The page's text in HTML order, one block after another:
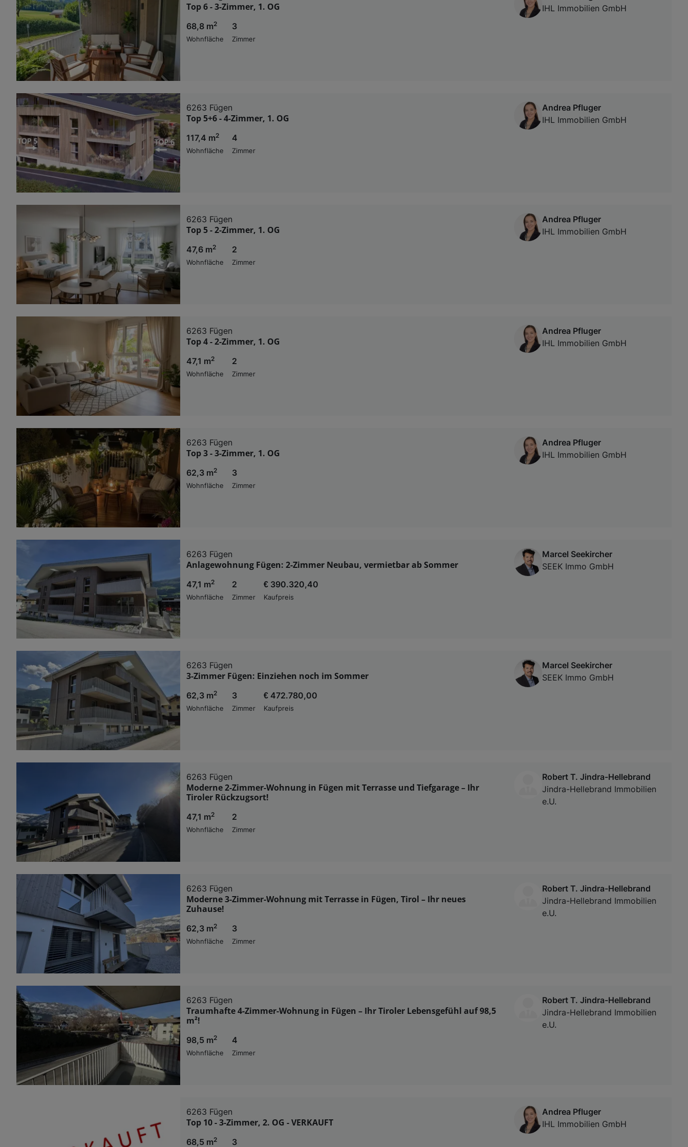
Top 6 - 3-Zimmer, 1. OG
68,8 m2
Wohnfläche
3
Zimmer
IHL Immobilien GmbH
6263 Fügen
Top 5+6 - 4-Zimmer, 1. OG
117,4 m2
Wohnfläche
4
Zimmer
Andrea Pfluger
IHL Immobilien GmbH
6263 Fügen
Top 5 - 2-Zimmer, 1. OG
47,6 m2
Wohnfläche
2
Zimmer
Andrea Pfluger
IHL Immobilien GmbH
6263 Fügen
Top 4 - 2-Zimmer, 1. OG
47,1 m2
Wohnfläche
2
Zimmer
Andrea Pfluger
IHL Immobilien GmbH
6263 Fügen
Top 3 - 3-Zimmer, 1. OG
62,3 m2
Wohnfläche
3
Zimmer
Andrea Pfluger
IHL Immobilien GmbH
6263 Fügen
Anlagewohnung Fügen: 2-Zimmer Neubau, vermietbar ab Sommer
47,1 m2
Wohnfläche
2
Zimmer
€ 390.320,40
Kaufpreis
Marcel Seekircher
SEEK Immo GmbH
6263 Fügen
3-Zimmer Fügen: Einziehen noch im Sommer
62,3 m2
Wohnfläche
3
Zimmer
€ 472.780,00
Kaufpreis
Marcel Seekircher
SEEK Immo GmbH
6263 Fügen
Moderne 2-Zimmer-Wohnung in Fügen mit Terrasse und Tiefgarage – Ihr
Tiroler Rückzugsort!
47,1 m2
Wohnfläche
2
Zimmer
Robert T. Jindra-Hellebrand
Jindra-Hellebrand Immobilien
e.U.
6263 Fügen
Moderne 3-Zimmer-Wohnung mit Terrasse in Fügen, Tirol – Ihr neues
Zuhause!
62,3 m2
Wohnfläche
3
Zimmer
Robert T. Jindra-Hellebrand
Jindra-Hellebrand Immobilien
e.U.
6263 Fügen
Traumhafte 4-Zimmer-Wohnung in Fügen – Ihr Tiroler Lebensgefühl auf 98,5
m²!
98,5 m2
Wohnfläche
4
Zimmer
Robert T. Jindra-Hellebrand
Jindra-Hellebrand Immobilien
e.U.
6263 Fügen
Top 10 - 3-Zimmer, 2. OG - VERKAUFT
68,5 m2 3
Andrea Pfluger
IHL Immobilien GmbH